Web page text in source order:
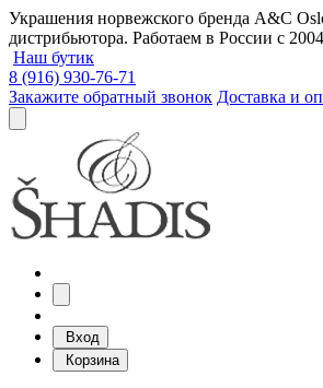
Украшения норвежского бренда A&C
дистрибьютора. Работаем в России с
Наш бутик
8 (916) 930-76-71
Закажите обратный звонок Доставка и
Вход
Корзина